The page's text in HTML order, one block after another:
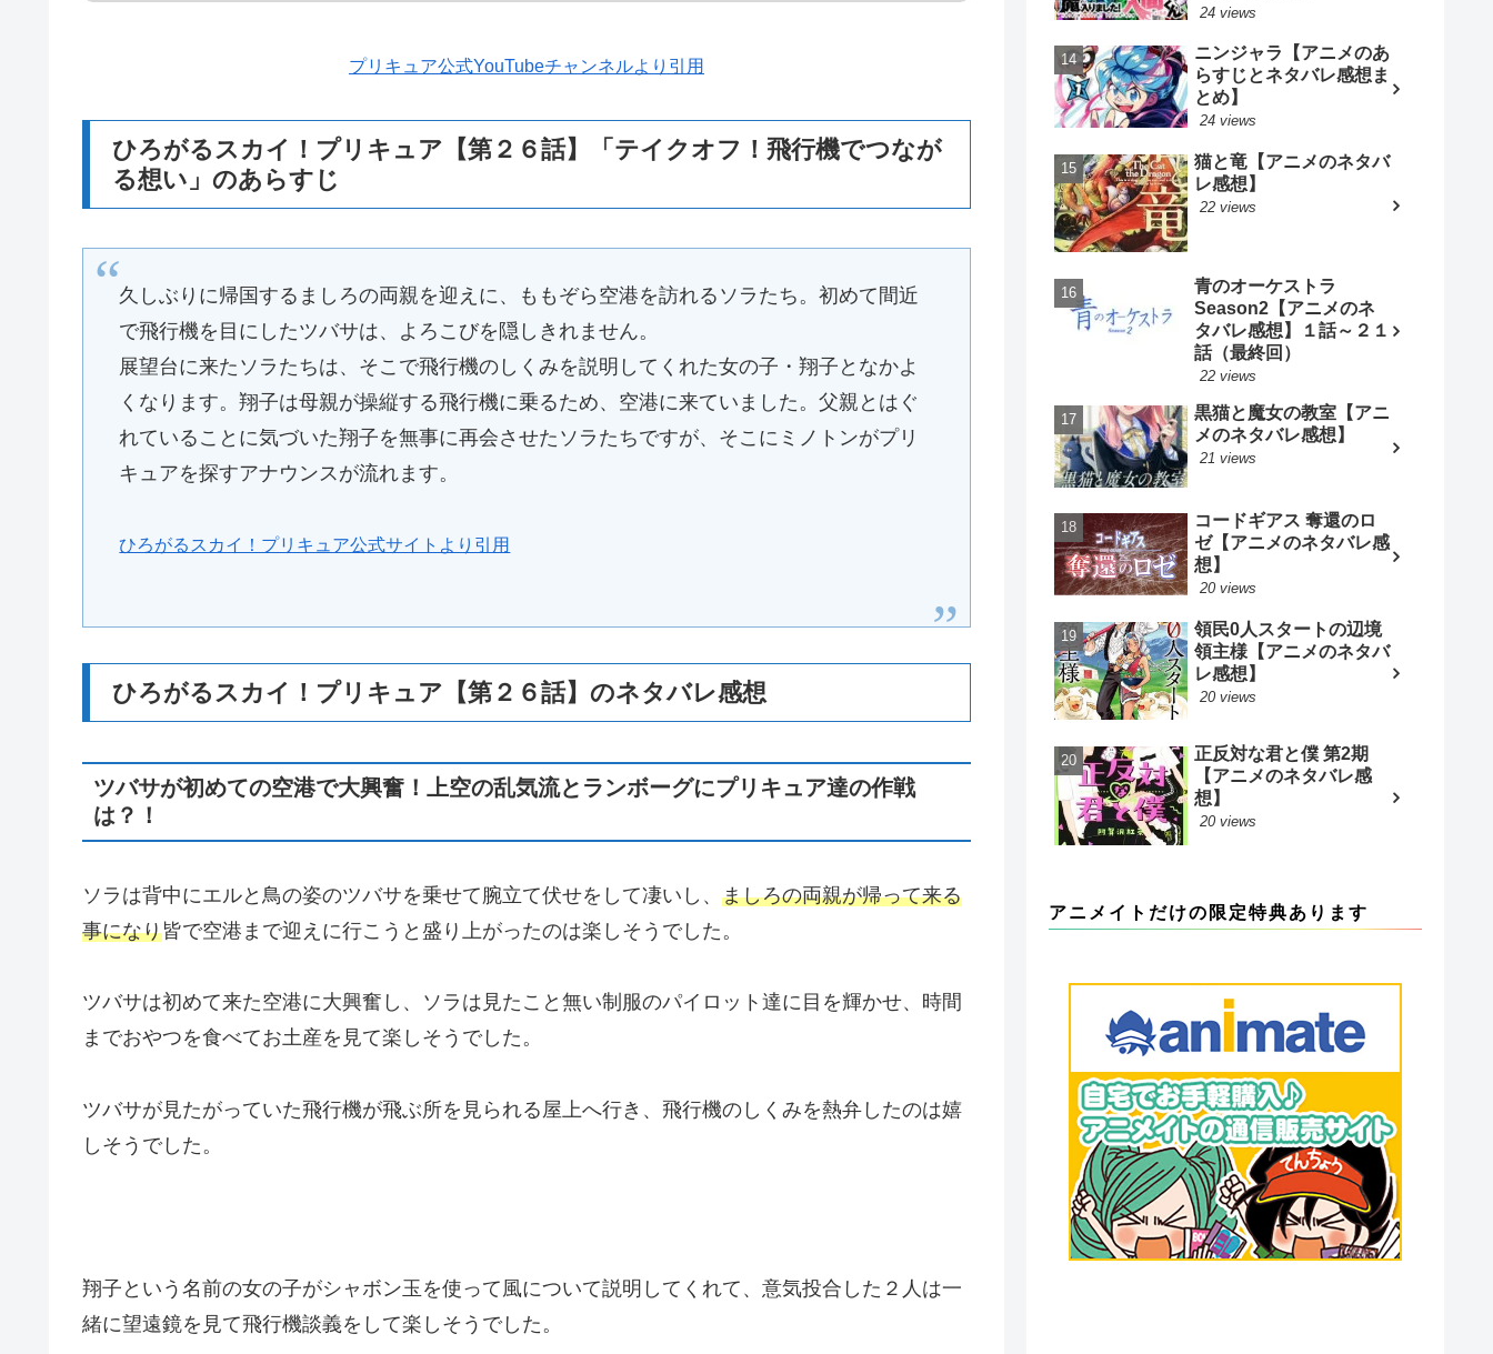
プリキュア公式YouTubeチャンネルより引用
ひろがるスカイ！プリキュア【第２６話】「テイクオフ！飛行機でつなが
る想い」のあらすじ
久しぶりに帰国するましろの両親を迎えに、ももぞら空港を訪れるソラたち。初めて間近
で飛行機を目にしたツバサは、よろこびを隠しきれません。
展望台に来たソラたちは、そこで飛行機のしくみを説明してくれた女の子・翔子となかよ
くなります。翔子は母親が操縦する飛行機に乗るため、空港に来ていました。父親とはぐ
れていることに気づいた翔子を無事に再会させたソラたちですが、そこにミノトンがプリ
キュアを探すアナウンスが流れます。
ひろがるスカイ！プリキュア公式サイトより引用
ひろがるスカイ！プリキュア【第２６話】のネタバレ感想
ツバサが初めての空港で大興奮！上空の乱気流とランボーグにプリキュア達の作戦
は？！
ソラは背中にエルと鳥の姿のツバサを乗せて腕立て伏せをして凄いし、 ましろの両親が帰って来る
事になり皆で空港まで迎えに行こうと盛り上がったのは楽しそうでした。
ツバサは初めて来た空港に大興奮し、ソラは見たこと無い制服のパイロット達に目を輝かせ、時間
までおやつを食べてお土産を見て楽しそうでした。
ツバサが見たがっていた飛行機が飛ぶ所を見られる屋上へ行き、飛行機のしくみを熱弁したのは嬉
しそうでした。
翔子という名前の女の子がシャボン玉を使って風について説明してくれて、意気投合した２人は一
緒に望遠鏡を見て飛行機談義をして楽しそうでした。
24 views
ニンジャラ【アニメのあ
らすじとネタバレ感想ま
とめ】
24 views
猫と竜【アニメのネタバ
レ感想】
22 views
青のオーケストラ
Season2【アニメのネ
タバレ感想】１話～２１
話（最終回）
22 views
黒猫と魔女の教室【アニ
メのネタバレ感想】
21 views
コードギアス 奪還のロ
ゼ【アニメのネタバレ感
想】
20 views
領民0人スタートの辺境
領主様【アニメのネタバ
レ感想】
20 views
正反対な君と僕 第2期
【アニメのネタバレ感
想】
20 views
アニメイトだけの限定特典あります